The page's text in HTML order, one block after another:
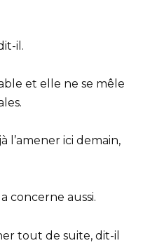
il.
et elle ne se mêle
ici demain,
concerne aussi.
tout de suite, dit-il